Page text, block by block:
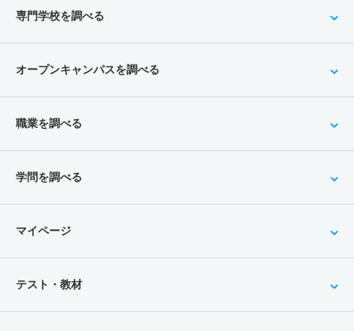
専門学校を調べる
オープンキャンパスを調べる
職業を調べる
学問を調べる
マイページ
テスト・教材